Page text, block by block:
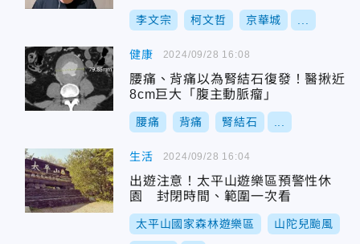
重大破口
李文宗 柯文哲 京華城
健康
腰痛、背痛以為腎結石復發！醫揪近
8cm巨大「腹主動脈瘤」
腰痛 背痛 腎結石
2024/09/28 16:08
生活
出遊注意！太平山遊樂區預警性休
園 封閉時間、範圍一次看
太平山國家森林遊樂區 山陀兒颱風
2024/09/28 16:04